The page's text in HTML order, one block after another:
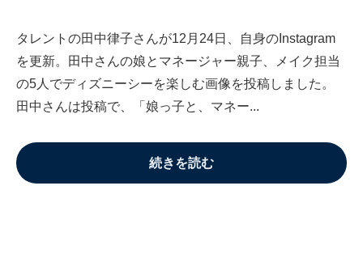
タレントの田中律子さんが12月24日、自身のInstagram
を更新。田中さんの娘とマネージャー親子、メイク担当
の5人でディズニーシーを楽しむ画像を投稿しました。
田中さんは投稿で、「娘っ子と、マネー...
続きを読む